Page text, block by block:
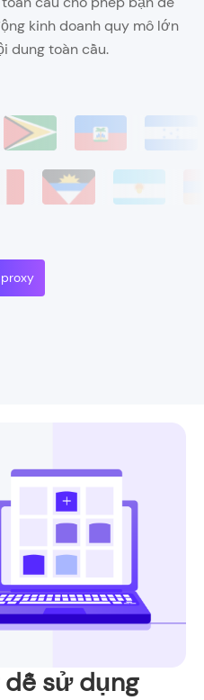
kinh doanh quy mô lớn
dung toàn cầu.
dễ sử dụng